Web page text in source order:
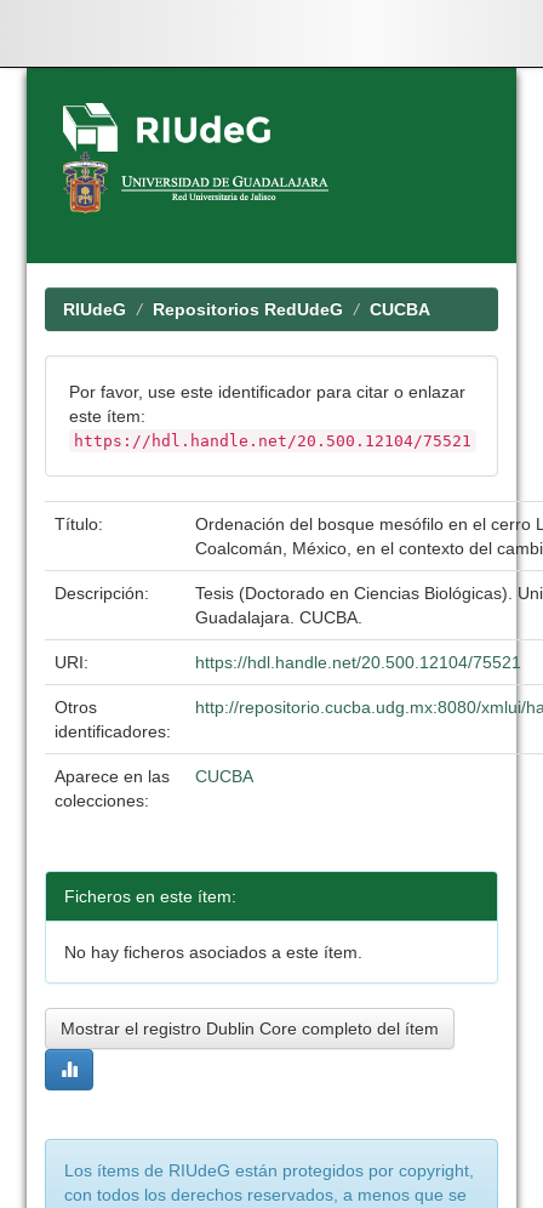
Skip
navigation
RIUdeG Repositorios RedUdeG CUCBA
Por favor, use este identificador para citar o enlazar
este ítem:
https://hdl.handle.net/20.500.12104/75521
Título:
Ordenación del bosque mesófilo en el cerro
Coalcomán, México, en el contexto del
Descripción:
Tesis (Doctorado en Ciencias Biológicas).
Guadalajara. CUCBA.
URI: https://hdl.handle.net/20.500.12104/75521
Otros
identificadores:
http://repositorio.cucba.udg.mx:8080/xmlui/
Aparece en las
colecciones:
CUCBA
Ficheros en este ítem:
No hay ficheros asociados a este ítem.
Mostrar el registro Dublin Core completo del ítem
Los ítems de RIUdeG están protegidos por copyright,
con todos los derechos reservados, a menos que se